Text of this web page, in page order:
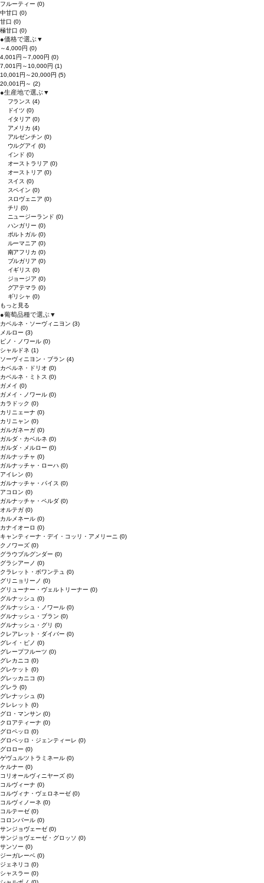
フルーティー (0)
中甘口 (0)
甘口 (0)
極甘口 (0)
●価格で選ぶ▼
～4,000円 (0)
4,001円～7,000円 (0)
7,001円～10,000円 (1)
10,001円～20,000円 (5)
20,001円～ (2)
●生産地で選ぶ▼
フランス(4)
ドイツ(0)
イタリア(0)
アメリカ(4)
アルゼンチン(0)
ウルグアイ(0)
インド(0)
オーストラリア(0)
オーストリア(0)
スイス(0)
スペイン(0)
スロヴェニア(0)
チリ(0)
ニュージーランド(0)
ハンガリー(0)
ポルトガル(0)
ルーマニア(0)
南アフリカ(0)
ブルガリア(0)
イギリス(0)
ジョージア(0)
グアテマラ(0)
ギリシャ(0)
もっと見る
●葡萄品種で選ぶ▼
カベルネ・ソーヴィニヨン (3)
メルロー (3)
ピノ・ノワール (0)
シャルドネ (1)
ソーヴィニヨン・ブラン (4)
カベルネ・ドリオ (0)
カベルネ・ミトス (0)
ガメイ (0)
ガメイ・ノワール (0)
カラドック (0)
カリニェーナ (0)
カリニャン (0)
ガルガネーガ (0)
ガルダ・カベルネ (0)
ガルダ・メルロー (0)
ガルナッチャ (0)
ガルナッチャ・ローハ (0)
アイレン (0)
ガルナッチャ・パイス (0)
アコロン (0)
ガルナッチャ・ペルダ (0)
オルテガ (0)
カルメネール (0)
カナイオーロ (0)
キャンティーナ・デイ・コッリ・アメリーニ (0)
クノワーズ (0)
グラウブルグンダー (0)
グラシアーノ (0)
クラレット・ボワンテュ (0)
グリニョリーノ (0)
グリューナー・ヴェルトリーナー (0)
グルナッシュ (0)
グルナッシュ・ノワール (0)
グルナッシュ・ブラン (0)
グルナッシュ・グリ (0)
クレアレット・ダイバー (0)
グレイ・ピノ (0)
グレープフルーツ (0)
グレカニコ (0)
グレケット (0)
グレッカニコ (0)
グレラ (0)
グレナッシュ (0)
クレレット (0)
グロ・マンサン (0)
クロアティーナ (0)
グロペッロ (0)
グロペッロ・ジェンティーレ (0)
グロロー (0)
ゲヴュルツトラミネール (0)
ケルナー (0)
コリオールヴィニヤーズ (0)
コルヴィーナ (0)
コルヴィナ・ヴェロネーゼ (0)
コルヴィノーネ (0)
コルテーゼ (0)
コロンバール (0)
サンジョヴェーゼ (0)
サンジョヴェーゼ・グロッソ (0)
サンソー (0)
ジーガレーベ (0)
ジェネリコ (0)
シャスラー (0)